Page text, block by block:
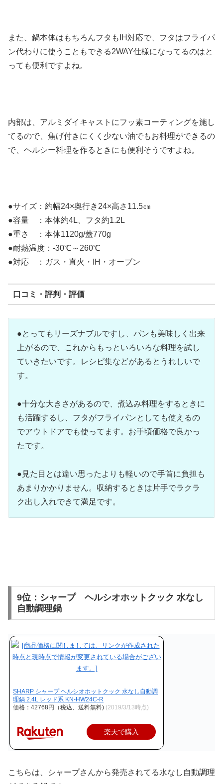
また、鍋本体はもちろんフタもIH対応で、フタはフライパ
ン代わりに使うこともできる2WAY仕様になってるのはと
っても便利ですよね。
内部は、アルミダイキャストにフッ素コーティングを施し
てるので、焦げ付きにくく少ない油でもお料理ができるの
で、ヘルシー料理を作るときにも便利そうですよね。
●サイズ：約幅24×奥行き24×高さ11.5㎝
●容量 ：本体約4L、フタ約1.2L
●重さ ：本体1120g/蓋770g
●耐熱温度：-30℃～260℃
●対応 ：ガス・直火・IH・オーブン
口コミ・評判・評価
●とってもリーズナブルですし、パンも美味しく出来
上がるので、これからもっといろいろな料理を試し
ていきたいです。レシピ集などがあるとうれしいで
す。
●十分な大きさがあるので、煮込み料理をするときに
も活躍するし、フタがフライパンとしても使えるの
でアウトドアでも使ってます。お手頃価格で良かっ
たです。
●見た目とは違い思ったよりも軽いので手首に負担も
あまりかかりません。収納するときは片手でラクラ
ク出し入れできて満足です。
9位：シャープ ヘルシオホットクック 水なし
自動調理鍋
SHARP シャープ ヘルシオホットクック 水なし自動調
理鍋 2.4L レッド系 KN-HW24C-R
価格：42768円（税込、送料無料) (2019/3/13時点)
楽天で購入
こちらは、シャープさんから発売されてる水なし自動調理